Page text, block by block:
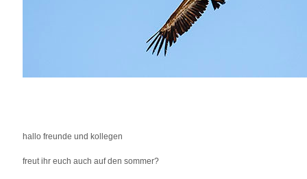
hallo freunde und kollegen
freut ihr euch auch auf den sommer?